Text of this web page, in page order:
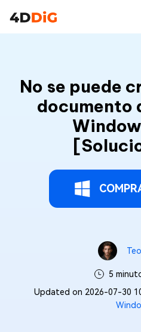
No se puede
documento
5
Updated on 2026-07-30